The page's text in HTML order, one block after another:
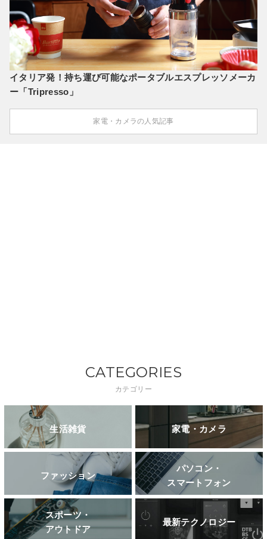
イタリア発！持ち運び可能なポータブルエスプレッソメーカ
ー「Tripresso」
家電・カメラの人気記事
CATEGORIES
カテゴリー
生活雑貨 家電・カメラ
ファッション
パソコン・
スマートフォン
スポーツ・
アウトドア
最新テクノロジー